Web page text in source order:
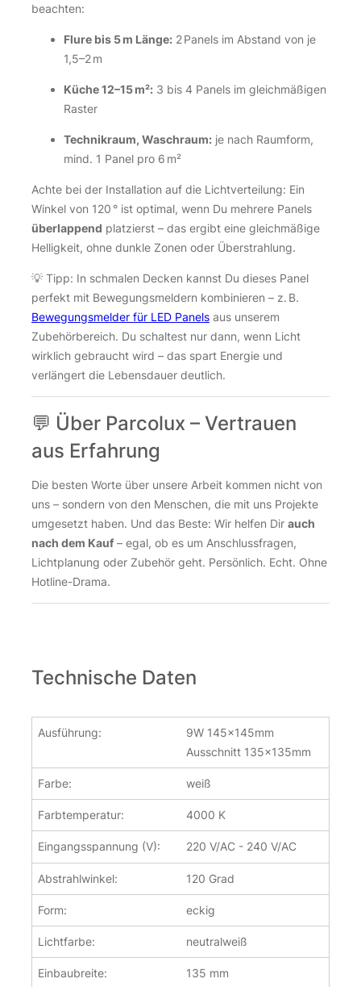
beachten:
Flure bis 5 m Länge: 2 Panels im Abstand von je
1,5–2 m
Küche 12–15 m²: 3 bis 4 Panels im gleichmäßigen
Raster
Technikraum, Waschraum: je nach Raumform,
mind. 1 Panel pro 6 m²
Achte bei der Installation auf die Lichtverteilung: Ein
Winkel von 120 ° ist optimal, wenn Du mehrere Panels
überlappend platzierst – das ergibt eine gleichmäßige
Helligkeit, ohne dunkle Zonen oder Überstrahlung.
💡 Tipp: In schmalen Decken kannst Du dieses Panel
perfekt mit Bewegungsmeldern kombinieren – z. B.
Bewegungsmelder für LED Panels aus unserem
Zubehörbereich. Du schaltest nur dann, wenn Licht
wirklich gebraucht wird – das spart Energie und
verlängert die Lebensdauer deutlich.
💬 Über Parcolux – Vertrauen
aus Erfahrung
Die besten Worte über unsere Arbeit kommen nicht von
uns – sondern von den Menschen, die mit uns Projekte
umgesetzt haben. Und das Beste: Wir helfen Dir auch
nach dem Kauf – egal, ob es um Anschlussfragen,
Lichtplanung oder Zubehör geht. Persönlich. Echt. Ohne
Hotline-Drama.
Technische Daten
Ausführung:
9W 145x145mm
Ausschnitt 135x135mm
Farbe: weiß
Farbtemperatur: 4000 K
Eingangsspannung (V): 220 V/AC - 240 V/AC
Abstrahlwinkel: 120 Grad
Form: eckig
Lichtfarbe: neutralweiß
Einbaubreite: 135 mm